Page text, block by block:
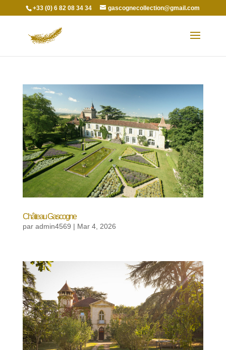
+33 (0) 6 82 08 34 34 gascognecollection@gmail.com
Château Gascogne
par admin4569 | Mar 4, 2026